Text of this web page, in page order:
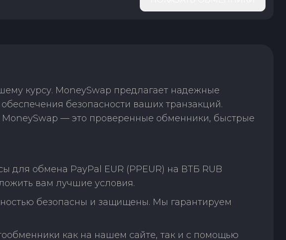
курсу. MoneySwap предлагает надежные
безопасности ваших транзакций.
— это проверенные обменники, быстрые
для обмена PayPal EUR (PPEUR) на ВТБ RUB
вам лучшие условия.
безопасны и защищены. Мы гарантируем
как на нашем сайте, так и с помощью